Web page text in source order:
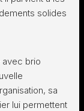
solides
avec brio
sa
lui permettent